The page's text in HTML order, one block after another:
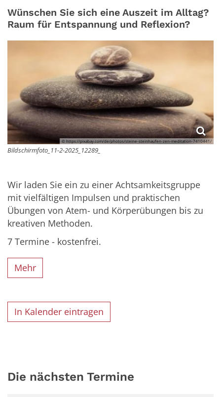
Wünschen Sie sich eine Auszeit im Alltag?
Raum für Entspannung und Reflexion?
© https://pixabay.com/de/photos/steine-steinhaufen-zen-meditation-7410441/
Bildschirmfoto_11-2-2025_12289_
Wir laden Sie ein zu einer Achtsamkeitsgruppe
mit vielfältigen Impulsen und praktischen
Übungen von Atem- und Körperübungen bis zu
kreativen Methoden.
7 Termine - kostenfrei.
Mehr
In Kalender eintragen
Die nächsten Termine